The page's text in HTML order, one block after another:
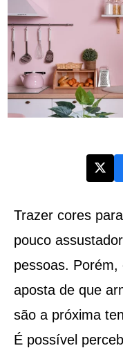
Trazer cores
pouco
pessoas.
aposta de que
são a próxima
É possível